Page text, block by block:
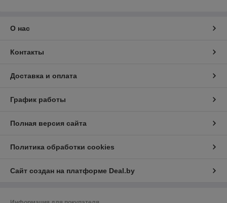
О нас
Контакты
Доставка и оплата
График работы
Полная версия сайта
Политика обработки cookies
Сайт создан на платформе Deal.by